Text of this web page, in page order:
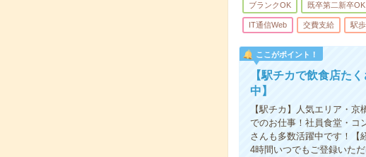
ブランクOK 既卒第二新卒OK
IT通信Web 交費支給 駅
ここがポイント！
【駅チカで飲食店た
中】
【駅チカ】人気エリア・
でのお仕事！社員食堂・コ
さんも多数活躍中です！【
4時間いつでもご登録いた